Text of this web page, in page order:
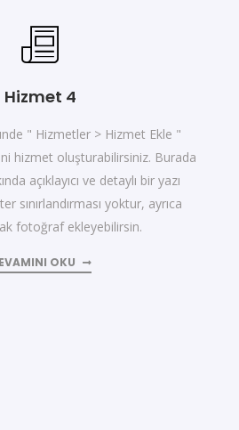
Hizmet 4
" Hizmetler > Hizmet Ekle "
hizmet oluşturabilirsiniz. Burada
açıklayıcı ve detaylı bir yazı
sınırlandırması yoktur, ayrıca
fotoğraf ekleyebilirsin.
OKU